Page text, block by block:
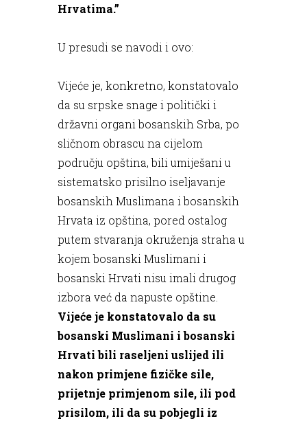
Hrvatima.”
U presudi se navodi i ovo:
Vijeće je, konkretno, konstatovalo
da su srpske snage i politički i
državni organi bosanskih Srba, po
sličnom obrascu na cijelom
području opština, bili umiješani u
sistematsko prisilno iseljavanje
bosanskih Muslimana i bosanskih
Hrvata iz opština, pored ostalog
putem stvaranja okruženja straha u
kojem bosanski Muslimani i
bosanski Hrvati nisu imali drugog
izbora već da napuste opštine.
Vijeće je konstatovalo da su
bosanski Muslimani i bosanski
Hrvati bili raseljeni uslijed ili
nakon primjene fizičke sile,
prijetnje primjenom sile, ili pod
prisilom, ili da su pobjegli iz